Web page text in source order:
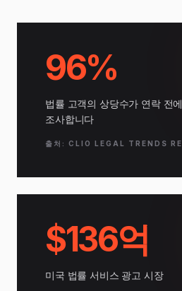
96%
법률 고객의 상당수가 연락 전
조사합니다
출처: CLIO LEGAL TRENDS
$136억
미국 법률 서비스 광고 시장